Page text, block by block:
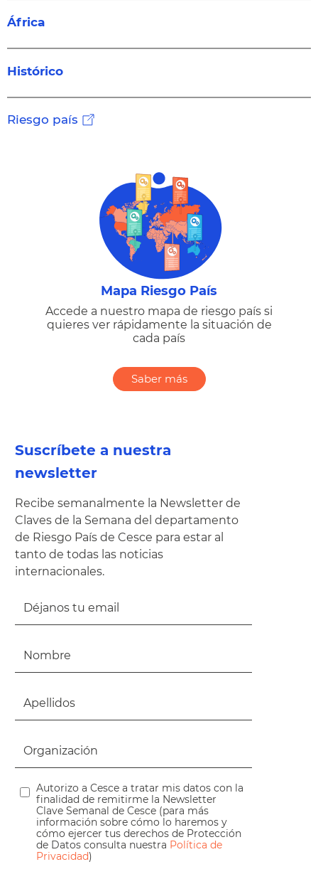
África
Histórico
Riesgo país
Mapa Riesgo País
Accede a nuestro mapa de riesgo país si
quieres ver rápidamente la situación de
cada país
Saber más
Suscríbete a nuestra
newsletter
Recibe semanalmente la Newsletter de
Claves de la Semana del departamento
de Riesgo País de Cesce para estar al
tanto de todas las noticias
internacionales.
Autorizo a Cesce a tratar mis datos con la
finalidad de remitirme la Newsletter
Clave Semanal de Cesce (para más
información sobre cómo lo haremos y
cómo ejercer tus derechos de Protección
de Datos consulta nuestra Política de
Privacidad)